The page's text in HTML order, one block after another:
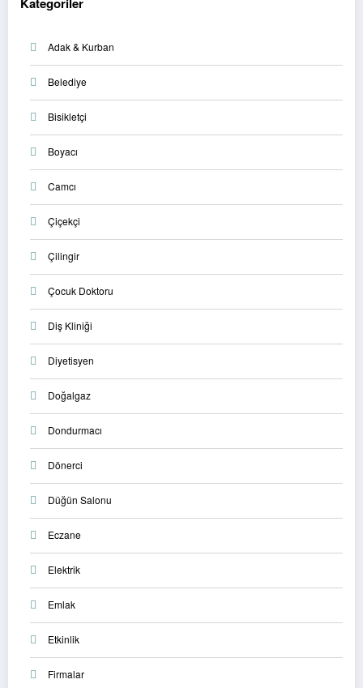
Adak & Kurban
Belediye
Bisikletçi
Boyacı
Camcı
Çiçekçi
Çilingir
Çocuk Doktoru
Diş Kliniği
Diyetisyen
Doğalgaz
Dondurmacı
Dönerci
Düğün Salonu
Eczane
Elektrik
Emlak
Etkinlik
Firmalar